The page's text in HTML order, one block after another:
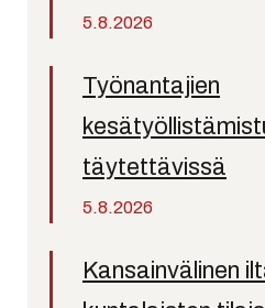
5.8.2026
Työnantajien
täytettävissä
5.8.2026
Kansainvälinen